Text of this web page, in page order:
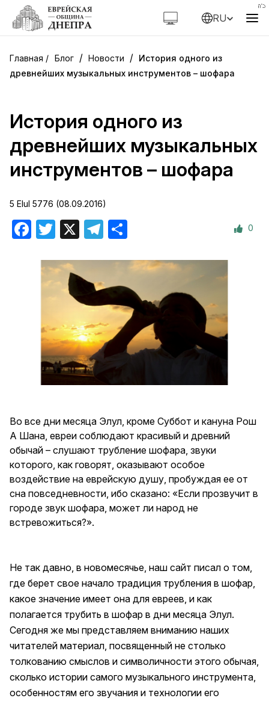
RU
Блог / Новости / История одного из
древнейших музыкальных инструментов – шофара
История одного из
древнейших музыкальных
инструментов – шофара
5 Elul 5776 (08.09.2016)
Facebook
Twitter Telegram 0
Во все дни месяца Элул, кроме Суббот и кануна Рош
А Шана, евреи соблюдают красивый и древний
обычай – слушают трубление шофара, звуки
которого, как говорят, оказывают особое
воздействие на еврейскую душу, пробуждая ее от
сна повседневности, ибо сказано: «Если прозвучит в
городе звук шофара, может ли народ не
встревожиться?».
Не так давно, в новомесячье, наш сайт писал о том,
где берет свое начало традиция трубления в шофар,
какое значение имеет она для евреев, и как
полагается трубить в шофар в дни месяца Элул.
Сегодня же мы представляем вниманию наших
читателей материал, посвященный не столько
толкованию смыслов и символичности этого обычая,
сколько истории самого музыкального инструмента,
особенностям его звучания и технологии его